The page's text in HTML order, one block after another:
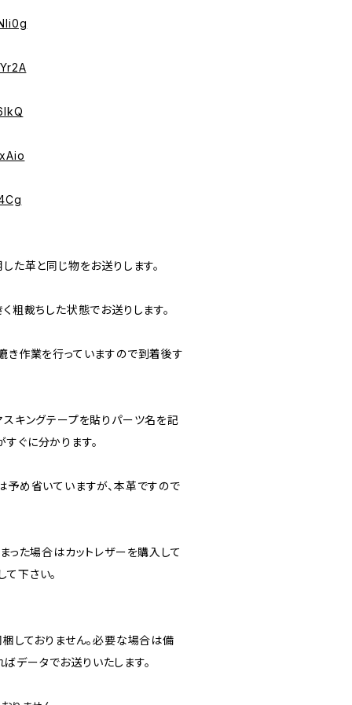
た革と同じ物をお送りします。
粗裁ちした状態でお送りします。
作業を行っていますので到着後す
キングテープを貼りパーツ名を記
ぐに分かります。
め省いていますが、本革ですので
った場合はカットレザーを購入して
下さい。
しておりません。必要な場合は備
データでお送りいたします。